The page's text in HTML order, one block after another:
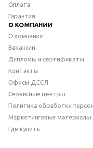
Оплата
Гарантия
О КОМПАНИИ
О компании
Вакансии
Дипломы и сертификаты
Контакты
Офисы ДССЛ
Сервисные центры
Политика обработки
Маркетинговые материалы
Где купить